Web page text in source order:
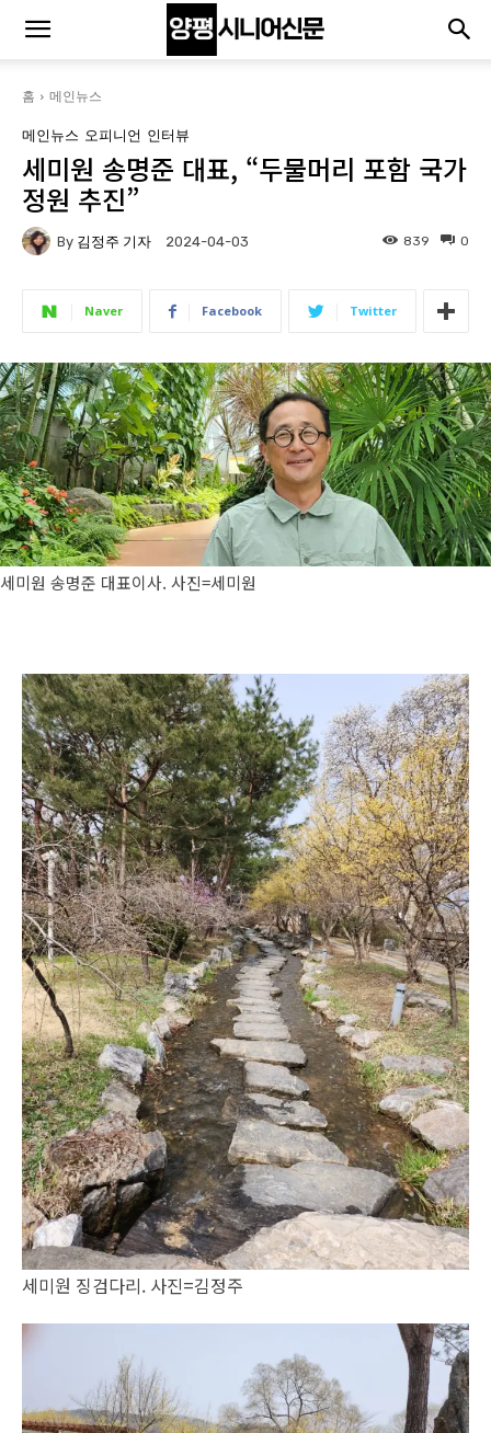
홈 메인뉴스
메인뉴스 오피니언 인터뷰
세미원 송명준 대표, “두물머리 포함 국가
정원 추진”
By 김정주 기자 2024-04-03 0
839
Naver Facebook Twitter
세미원 송명준 대표이사. 사진=세미원
세미원 징검다리. 사진=김정주